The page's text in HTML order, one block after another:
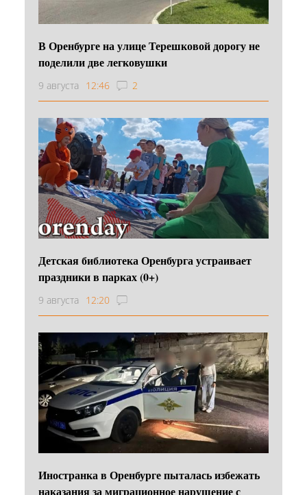
В Оренбурге на улице Терешковой дорогу не
поделили две легковушки
9 августа 12:46 2
Детская библиотека Оренбурга устраивает
праздники в парках (0+)
9 августа 12:20
Иностранка в Оренбурге пыталась избежать
наказания за миграционное нарушение с